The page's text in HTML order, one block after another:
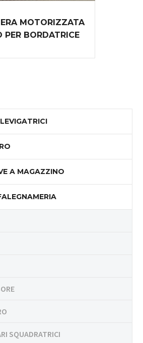
MOTORIZZATA
PER BORDATRICE
A MAGAZZINO
SQUADRATRICI